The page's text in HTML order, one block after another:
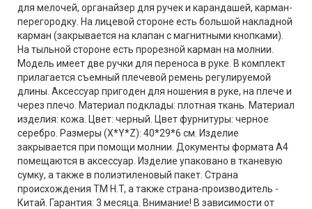
для мелочей, органайзер для ручек и карандашей, карман-
перегородку. На лицевой стороне есть большой накладной
карман (закрывается на клапан с магнитными кнопками).
На тыльной стороне есть прорезной карман на молнии.
Модель имеет две ручки для переноса в руке. В комплект
прилагается съемный плечевой ремень регулируемой
длины. Аксессуар пригоден для ношения в руке, на плече и
через плечо. Материал подклады: плотная ткань. Материал
изделия: кожа. Цвет: черный. Цвет фурнитуры: черное
серебро. Размеры (X*Y*Z): 40*29*6 см. Изделие
закрывается при помощи молнии. Документы формата А4
помещаются в аксессуар. Изделие упаковано в тканевую
сумку, а также в полиэтиленовый пакет. Страна
происхождения ТМ H.T, а также страна-производитель -
Китай. Гарантия: 3 месяца. Внимание! В зависимости от